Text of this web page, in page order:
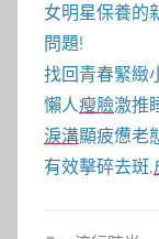
女明星保養的
問題!
找回青春緊緻
懶人瘦臉激推
淚溝顯疲憊老
有效擊碎去斑,